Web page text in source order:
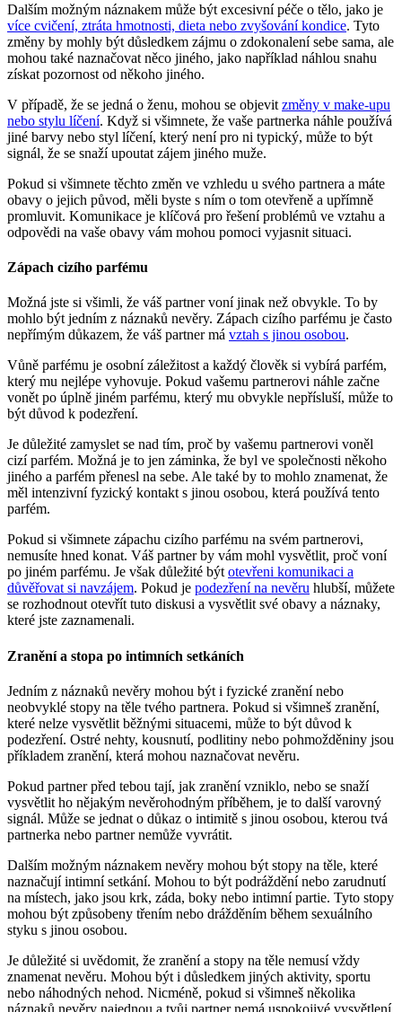
Dalším možným náznakem může být excesivní péče o tělo, jako je
více cvičení, ztráta hmotnosti, dieta nebo zvyšování kondice. Tyto
změny by mohly být důsledkem zájmu o zdokonalení sebe sama, ale
mohou také naznačovat něco jiného, jako například náhlou snahu
získat pozornost od někoho jiného.
V případě, že se jedná o ženu, mohou se objevit změny v make-upu
nebo stylu líčení. Když si všimnete, že vaše partnerka náhle používá
jiné barvy nebo styl líčení, který není pro ni typický, může to být
signál, že se snaží upoutat zájem jiného muže.
Pokud si všimnete těchto změn ve vzhledu u svého partnera a máte
obavy o jejich původ, měli byste s ním o tom otevřeně a upřímně
promluvit. Komunikace je klíčová pro řešení problémů ve vztahu a
odpovědi na vaše obavy vám mohou pomoci vyjasnit situaci.
Zápach cizího parfému
Možná jste si všimli, že váš partner voní jinak než obvykle. To by
mohlo být jedním z náznaků nevěry. Zápach cizího parfému je často
nepřímým důkazem, že váš partner má vztah s jinou osobou.
Vůně parfému je osobní záležitost a každý člověk si vybírá parfém,
který mu nejlépe vyhovuje. Pokud vašemu partnerovi náhle začne
vonět po úplně jiném parfému, který mu obvykle nepřísluší, může to
být důvod k podezření.
Je důležité zamyslet se nad tím, proč by vašemu partnerovi voněl
cizí parfém. Možná je to jen záminka, že byl ve společnosti někoho
jiného a parfém přenesl na sebe. Ale také by to mohlo znamenat, že
měl intenzivní fyzický kontakt s jinou osobou, která používá tento
parfém.
Pokud si všimnete zápachu cizího parfému na svém partnerovi,
nemusíte hned konat. Váš partner by vám mohl vysvětlit, proč voní
po jiném parfému. Je však důležité býtotevřeni komunikaci a
důvěřovat si navzájem. Pokud je podezření na nevěru hlubší, můžete
se rozhodnout otevřít tuto diskusi a vysvětlit své obavy a náznaky,
které jste zaznamenali.
Zranění a stopa po intimních setkáních
Jedním z náznaků nevěry mohou být i fyzické zranění nebo
neobvyklé stopy na těle tvého partnera. Pokud si všimneš zranění,
které nelze vysvětlit běžnými situacemi, může to být důvod k
podezření. Ostré nehty, kousnutí, podlitiny nebo pohmožděniny jsou
příkladem zranění, která mohou naznačovat nevěru.
Pokud partner před tebou tají, jak zranění vzniklo, nebo se snaží
vysvětlit ho nějakým nevěrohodným příběhem, je to další varovný
signál. Může se jednat o důkaz o intimitě s jinou osobou, kterou tvá
partnerka nebo partner nemůže vyvrátit.
Dalším možným náznakem nevěry mohou být stopy na těle, které
naznačují intimní setkání. Mohou to být podráždění nebo zarudnutí
na místech, jako jsou krk, záda, boky nebo intimní partie. Tyto stopy
mohou být způsobeny třením nebo drážděním během sexuálního
styku s jinou osobou.
Je důležité si uvědomit, že zranění a stopy na těle nemusí vždy
znamenat nevěru. Mohou být i důsledkem jiných aktivity, sportu
nebo náhodných nehod. Nicméně, pokud si všimneš několika
náznaků nevěry najednou a tvůj partner nemá uspokojivé vysvětlení,